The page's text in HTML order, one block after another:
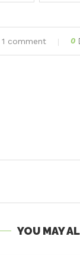
1 comment 0
YOU MAY